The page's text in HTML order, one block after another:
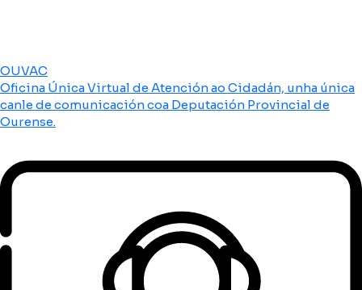
OUVAC
Oficina Única Virtual de Atención ao Cidadán, unha única
canle de comunicación coa Deputación Provincial de
Ourense.